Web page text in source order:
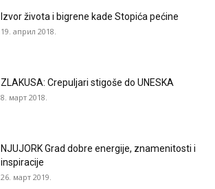
Izvor života i bigrene kade Stopića pećine
19. април 2018.
ZLAKUSA: Crepuljari stigoše do UNESKA
8. март 2018.
NJUJORK Grad dobre energije, znamenitosti i
inspiracije
26. март 2019.